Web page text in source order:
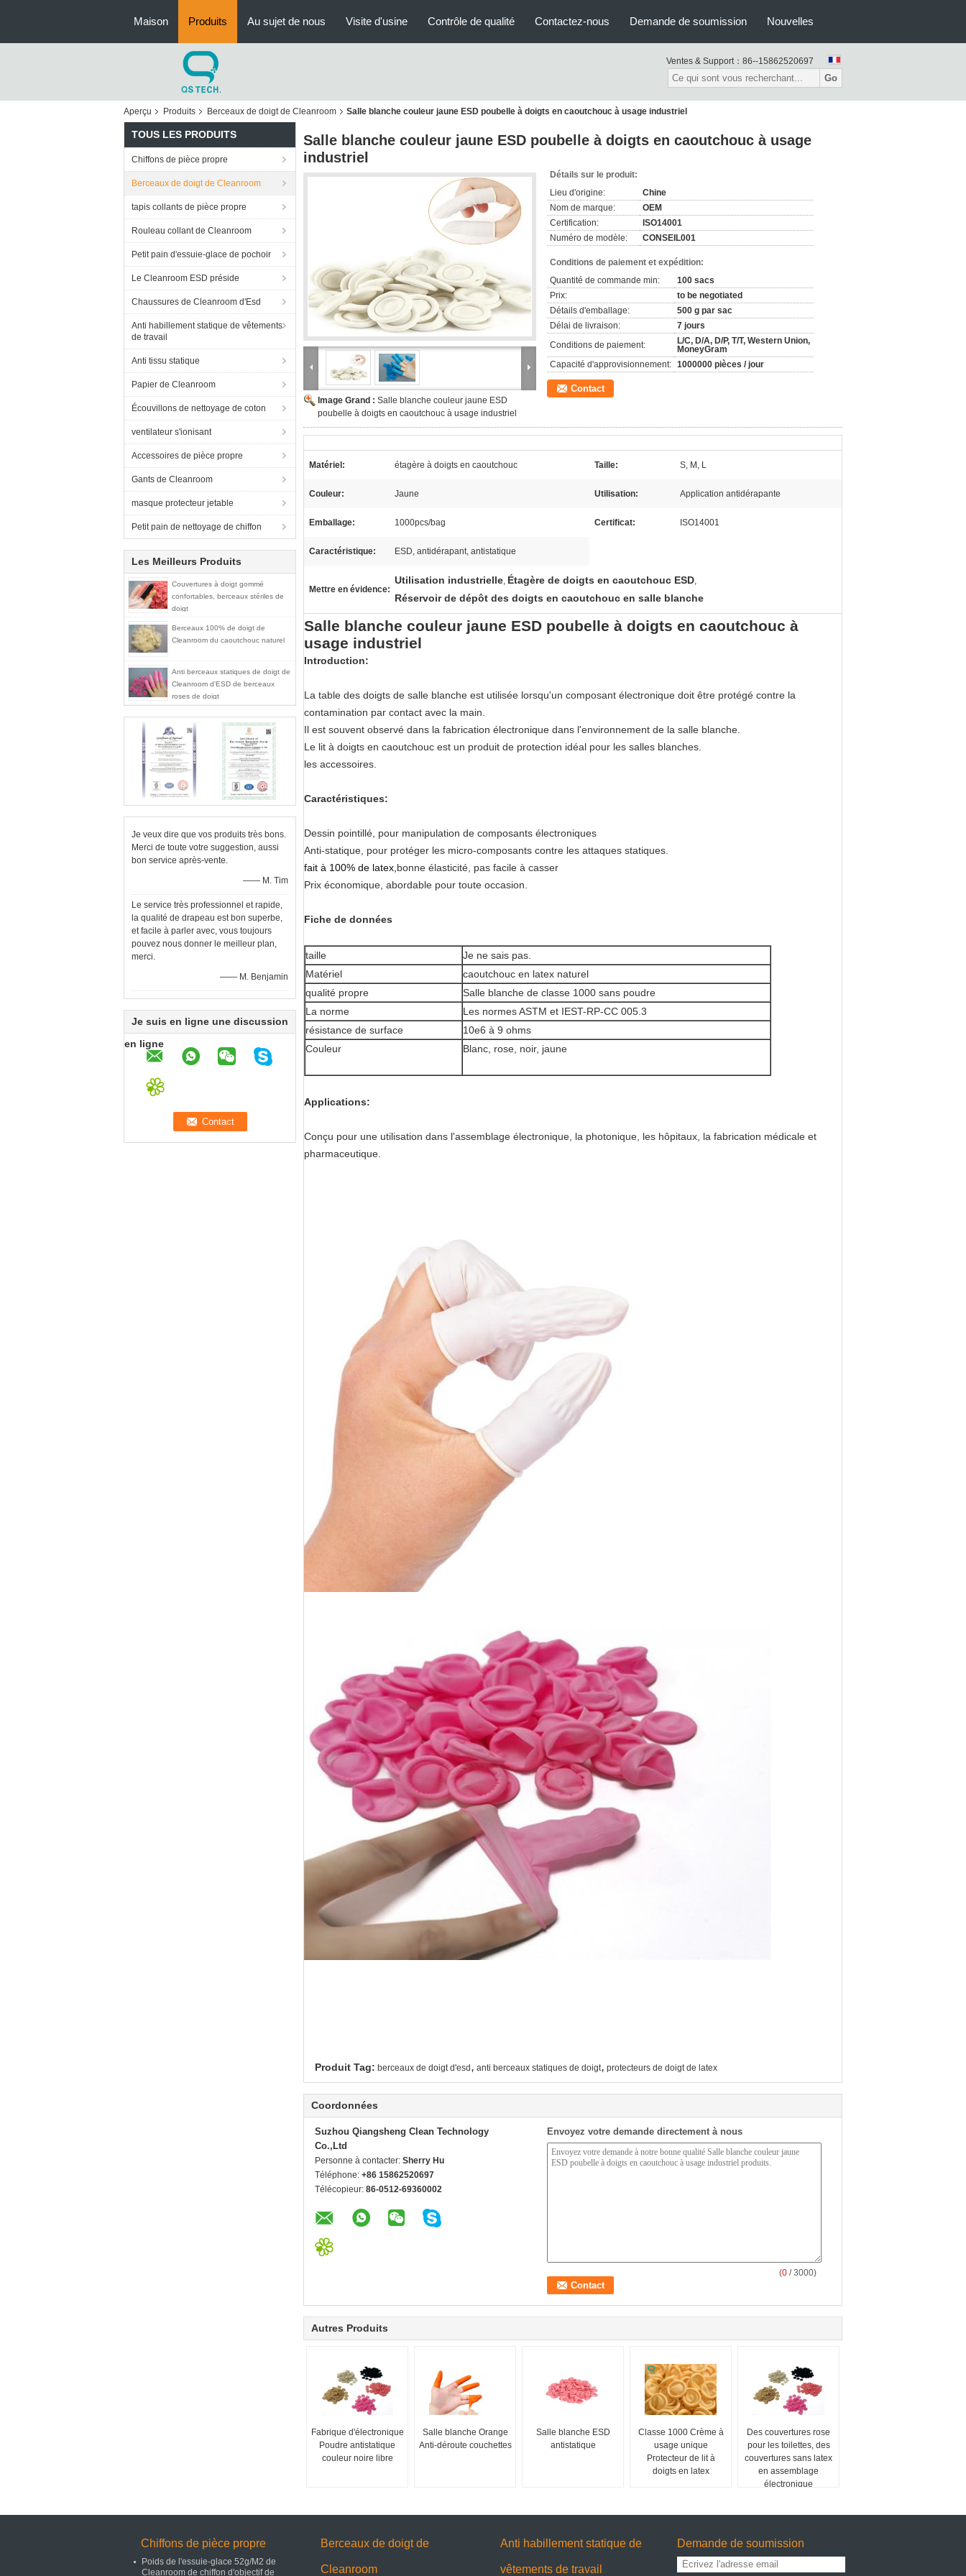
Maison Produits Au sujet de nous Visite d'usine Contrôle de qualité Contactez-nous Demande de soumission Nouvelles
Ventes & Support： 86--15862520697
Go
Aperçu Produits Berceaux de doigt de Cleanroom Salle blanche couleur jaune ESD poubelle à doigts en caoutchouc à usage industriel
TOUS LES PRODUITS
Chiffons de pièce propre
Berceaux de doigt de Cleanroom
tapis collants de pièce propre
Rouleau collant de Cleanroom
Petit pain d'essuie-glace de pochoir
Le Cleanroom ESD préside
Chaussures de Cleanroom d'Esd
Anti habillement statique de vêtements
de travail
Anti tissu statique
Papier de Cleanroom
Écouvillons de nettoyage de coton
ventilateur s'ionisant
Accessoires de pièce propre
Gants de Cleanroom
masque protecteur jetable
Petit pain de nettoyage de chiffon
Les Meilleurs Produits
Couvertures à doigt gommé
confortables, berceaux stériles de
doigt
Berceaux 100% de doigt de
Cleanroom du caoutchouc naturel
Anti berceaux statiques de doigt de
Cleanroom d'ESD de berceaux
roses de doigt
Je veux dire que vos produits très bons.
Merci de toute votre suggestion, aussi
bon service après-vente.
—— M. Tim
Le service très professionnel et rapide,
la qualité de drapeau est bon superbe,
et facile à parler avec, vous toujours
pouvez nous donner le meilleur plan,
merci.
—— M. Benjamin
Je suis en ligne une discussion
en ligne
Salle blanche couleur jaune ESD poubelle à doigts en caoutchouc à usage
industriel
Image Grand : Salle blanche couleur jaune ESD
poubelle à doigts en caoutchouc à usage industriel
Détails sur le produit:
Lieu d'origine:
Chine
Nom de marque:
OEM
Certification:
ISO14001
Numéro de modèle:
CONSEIL001
Conditions de paiement et expédition:
Quantité de commande min:
100 sacs
Prix:
to be negotiated
Détails d'emballage:
500 g par sac
Délai de livraison:
7 jours
Conditions de paiement:
L/C, D/A, D/P, T/T, Western Union,
MoneyGram
Capacité d'approvisionnement: 1000000 pièces / jour
Contact
Matériel: étagère à doigts en caoutchouc Taille: S, M, L
Couleur: Jaune Utilisation: Application antidérapante
Emballage: 1000pcs/bag Certificat: ISO14001
Caractéristique: ESD, antidérapant, antistatique
Mettre en évidence:
Utilisation industrielle, Étagère de doigts en caoutchouc ESD,
Réservoir de dépôt des doigts en caoutchouc en salle blanche
Salle blanche couleur jaune ESD poubelle à doigts en caoutchouc à
usage industriel
Introduction:
La table des doigts de salle blanche est utilisée lorsqu'un composant électronique doit être protégé contre la
contamination par contact avec la main.
Il est souvent observé dans la fabrication électronique dans l'environnement de la salle blanche.
Le lit à doigts en caoutchouc est un produit de protection idéal pour les salles blanches.
les accessoires.
Caractéristiques:
Dessin pointillé, pour manipulation de composants électroniques
Anti-statique, pour protéger les micro-composants contre les attaques statiques.
fait à 100% de latex, bonne élasticité, pas facile à casser
Prix économique, abordable pour toute occasion.
Fiche de données
taille
Je ne sais pas.
Matériel
caoutchouc en latex naturel
qualité propre
Salle blanche de classe 1000 sans poudre
La norme
Les normes ASTM et IEST-RP-CC 005.3
résistance de surface
10e6 à 9 ohms
Couleur
Blanc, rose, noir, jaune
Applications:
Conçu pour une utilisation dans l'assemblage électronique, la photonique, les hôpitaux, la fabrication médicale et
pharmaceutique.
Produit Tag: berceaux de doigt d'esd, anti berceaux statiques de doigt, protecteurs de doigt de latex
Coordonnées
Suzhou Qiangsheng Clean Technology
Co.,Ltd
Personne à contacter: Sherry Hu
Téléphone: +86 15862520697
Télécopieur: 86-0512-69360002
Envoyez votre demande directement à nous
(0 / 3000)
Autres Produits
Fabrique d'électronique
Poudre antistatique
couleur noire libre
Salle blanche Orange
Anti-déroute couchettes
Salle blanche ESD
antistatique
Classe 1000 Crème à
usage unique
Protecteur de lit à
doigts en latex
Des couvertures rose
pour les toilettes, des
couvertures sans latex
en assemblage
électronique
Chiffons de pièce propre
Poids de l'essuie-glace 52g/M2 de
Cleanroom de chiffon d'objectif de
Berceaux de doigt de
Cleanroom
Anti habillement statique de
vêtements de travail
Demande de soumission